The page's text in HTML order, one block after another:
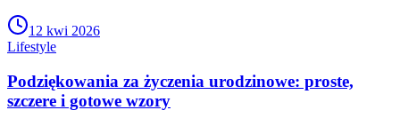
12 kwi 2026
Lifestyle
Podziękowania za życzenia urodzinowe: proste,
szczere i gotowe wzory